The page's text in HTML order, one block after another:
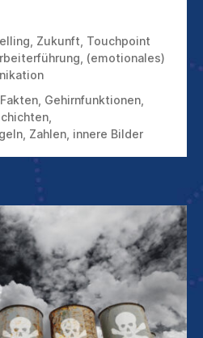
Zukunft Touchpoint
(emotionales)
Fakten Gehirnfunktionen
Zahlen innere Bilder